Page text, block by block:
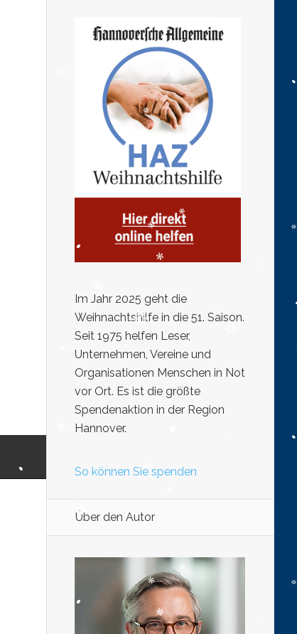
Im Jahr 2025 geht die
Weihnachtshilfe in die 51. Saison.
Seit 1975 helfen Leser,
Unternehmen, Vereine und
Organisationen Menschen in Not
vor Ort. Es ist die größte
Spendenaktion in der Region
Hannover.
So können Sie spenden
Über den Autor